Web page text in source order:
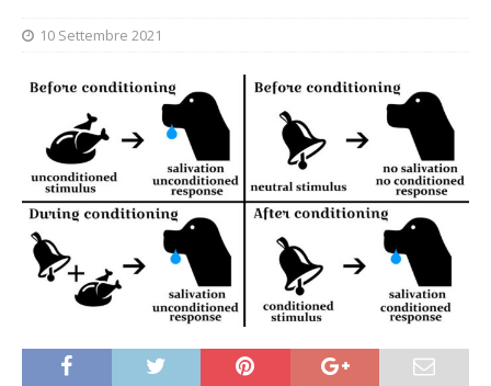
10 Settembre 2021